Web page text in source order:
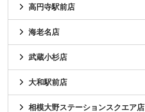
高円寺駅前店
海老名店
武蔵小杉店
大和駅前店
相模大野ステーションスクエア店